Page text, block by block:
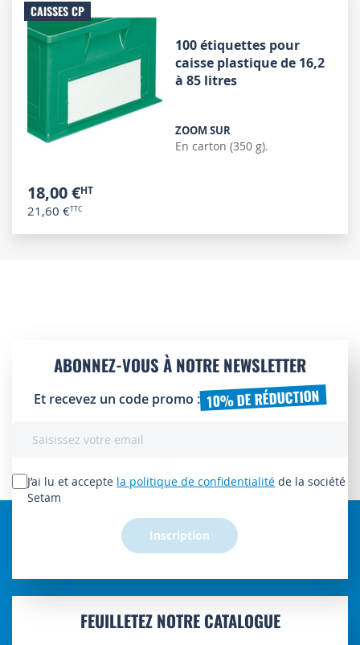
CAISSES CP
100 étiquettes pour
caisse plastique de 16,2
à 85 litres
ZOOM SUR
En carton (350 g).
18,00 €
21,60 €
ABONNEZ-VOUS À NOTRE NEWSLETTER
Et recevez un code promo : 10% DE RÉDUCTION
lettre
d’information
J’ai lu et accepte la politique de confidentialité de la société
Setam
Inscription
FEUILLETEZ NOTRE CATALOGUE